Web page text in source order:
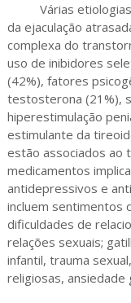
Várias etiologias
da ejaculação
complexa do
uso de inibidores
(42%), fatores
testosterona (21%),
hiperestimulação
estimulante da
estão associados ao
medicamentos
antidepressivos e
incluem sentimentos
dificuldades de
relações sexuais;
infantil, trauma
religiosas, ansiedade